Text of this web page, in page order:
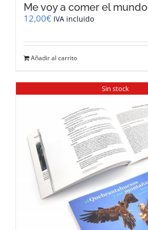
Me voy a comer el mundo
12,00€ IVA incluido
Añadir al carrito
Sin stock